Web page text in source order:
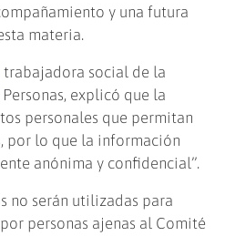
y una futura
materia.
trabajadora social de la
explicó que la
personales que permitan
por lo que la información
anónima y confidencial”.
no serán utilizadas para
personas ajenas al Comité